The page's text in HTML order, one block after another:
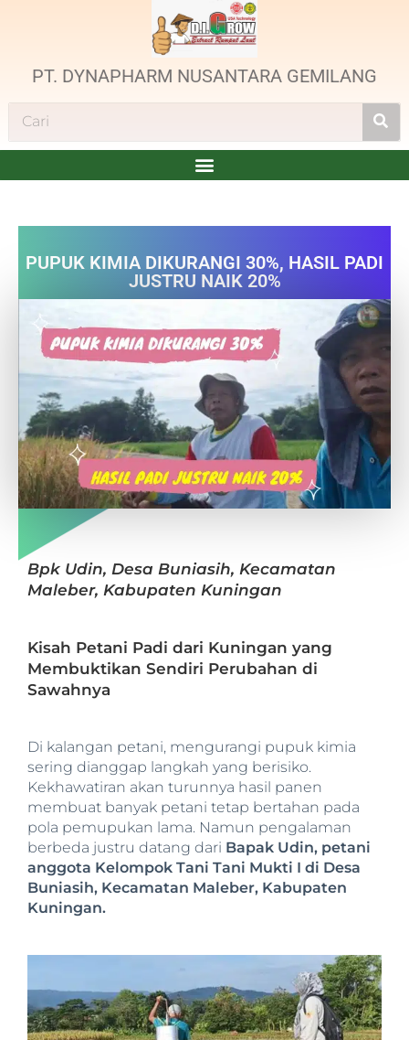
PT. DYNAPHARM NUSANTARA GEMILANG
PUPUK KIMIA DIKURANGI 30%, HASIL PADI
JUSTRU NAIK 20%
Bpk Udin, Desa Buniasih, Kecamatan
Maleber, Kabupaten Kuningan
Kisah Petani Padi dari Kuningan yang
Membuktikan Sendiri Perubahan di
Sawahnya
Di kalangan petani, mengurangi pupuk kimia
sering dianggap langkah yang berisiko.
Kekhawatiran akan turunnya hasil panen
membuat banyak petani tetap bertahan pada
pola pemupukan lama. Namun pengalaman
berbeda justru datang dari Bapak Udin, petani
anggota Kelompok Tani Tani Mukti I di Desa
Buniasih, Kecamatan Maleber, Kabupaten
Kuningan.